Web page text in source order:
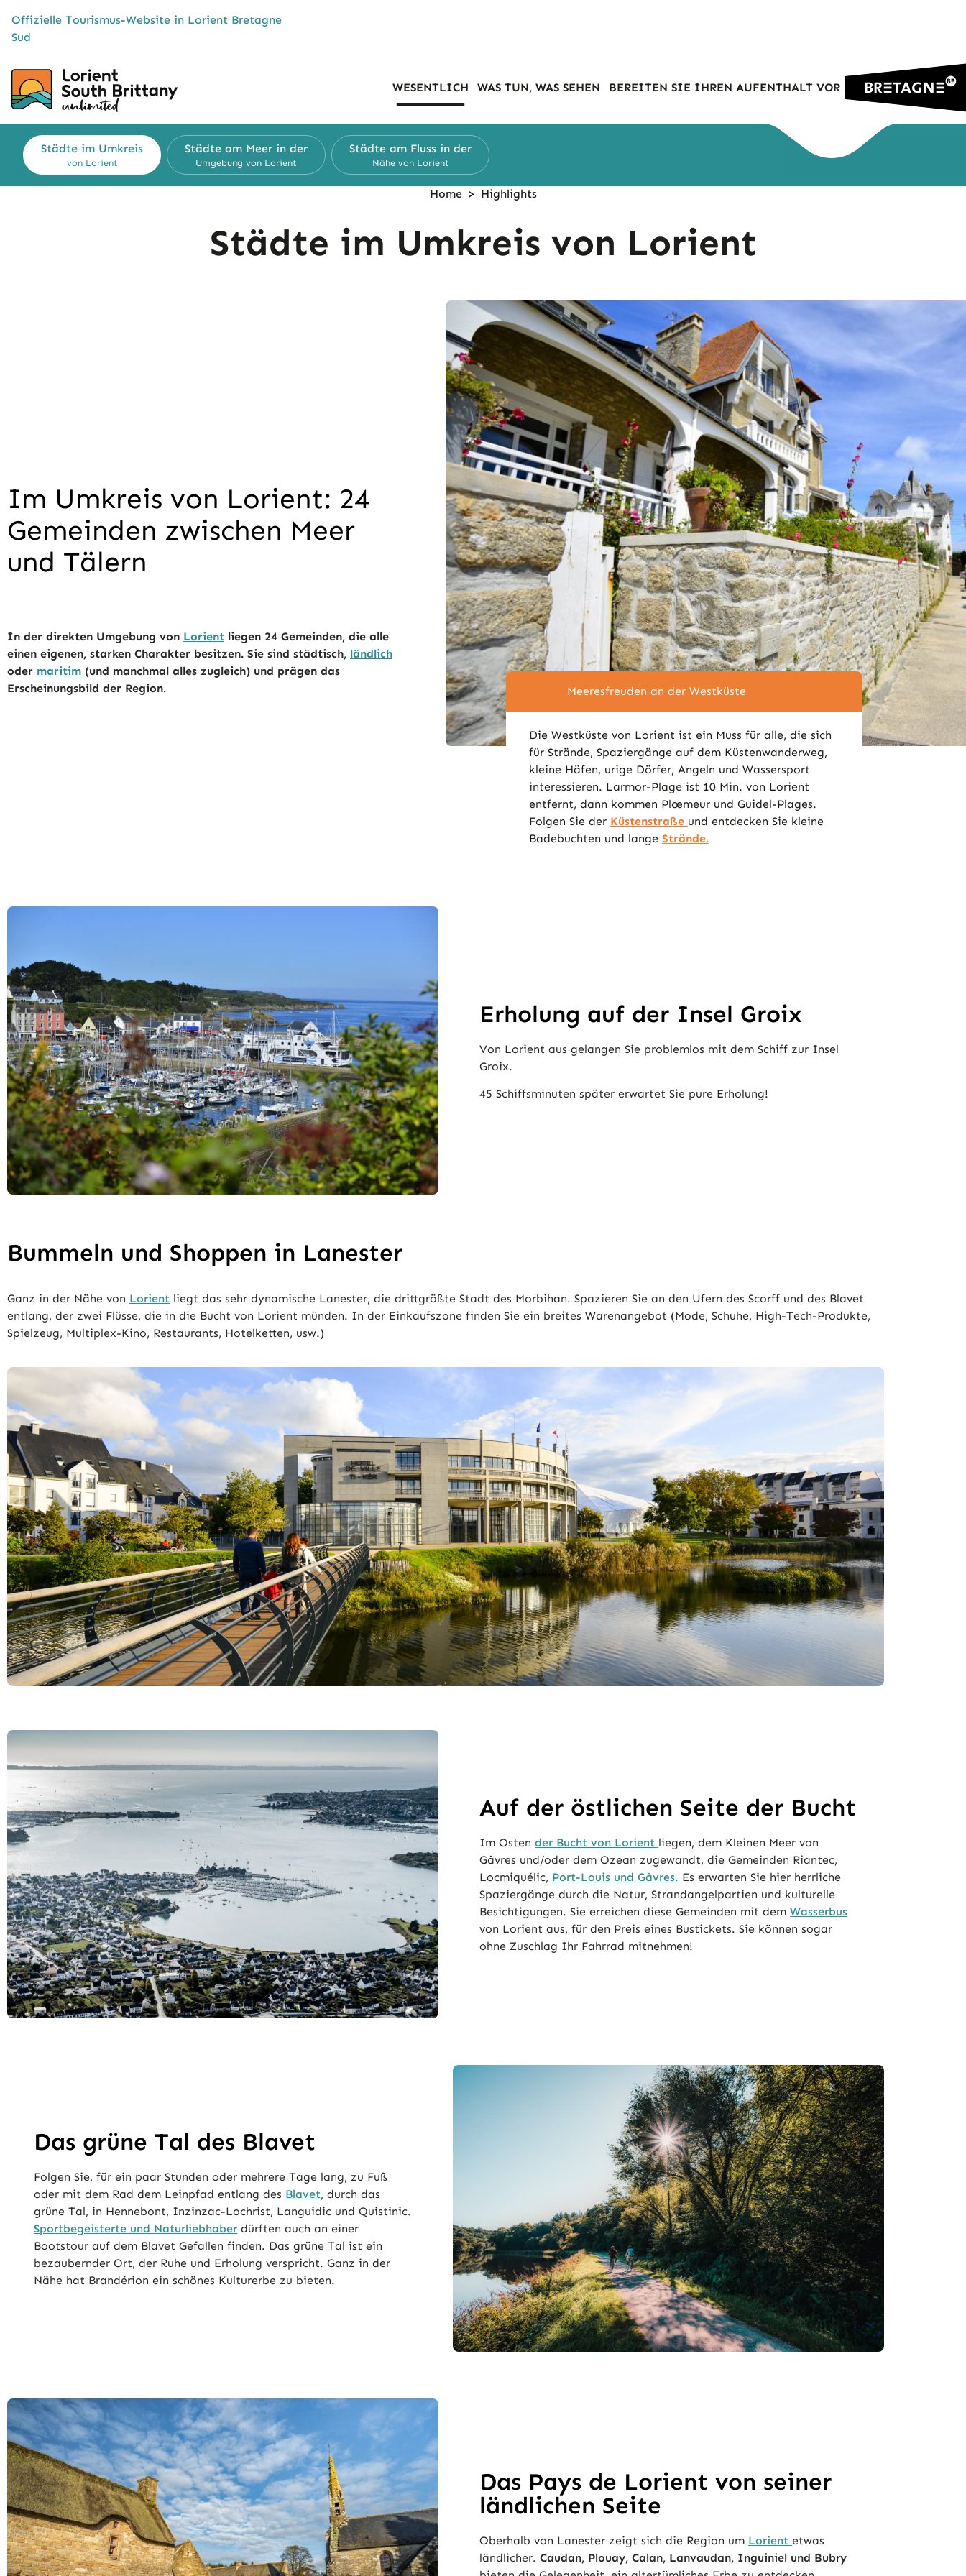
Offizielle Tourismus-Website in Lorient Bretagne
Sud
WESENTLICH WAS TUN, WAS SEHEN BEREITEN SIE IHREN AUFENTHALT VOR
Städte im Umkreis
von Lorient
Städte am Meer in der
Umgebung von Lorient
Städte am Fluss in der
Nähe von Lorient
Home > Highlights
Städte im Umkreis von Lorient
Im Umkreis von Lorient: 24
Gemeinden zwischen Meer
und Tälern
In der direkten Umgebung von Lorient liegen 24 Gemeinden, die alle
einen eigenen, starken Charakter besitzen. Sie sind städtisch, ländlich
oder maritim (und manchmal alles zugleich) und prägen das
Erscheinungsbild der Region.
Meeresfreuden an der Westküste
Die Westküste von Lorient ist ein Muss für alle, die sich
für Strände, Spaziergänge auf dem Küstenwanderweg,
kleine Häfen, urige Dörfer, Angeln und Wassersport
interessieren. Larmor-Plage ist 10 Min. von Lorient
entfernt, dann kommen Plœmeur und Guidel-Plages.
Folgen Sie der Küstenstraße und entdecken Sie kleine
Badebuchten und lange Strände.
Erholung auf der Insel Groix
Von Lorient aus gelangen Sie problemlos mit dem Schiff zur Insel
Groix.
45 Schiffsminuten später erwartet Sie pure Erholung!
Bummeln und Shoppen in Lanester
Ganz in der Nähe von Lorient liegt das sehr dynamische Lanester, die drittgrößte Stadt des Morbihan. Spazieren Sie an den Ufern des Scorff und des Blavet
entlang, der zwei Flüsse, die in die Bucht von Lorient münden. In der Einkaufszone finden Sie ein breites Warenangebot (Mode, Schuhe, High-Tech-Produkte,
Spielzeug, Multiplex-Kino, Restaurants, Hotelketten, usw.)
Auf der östlichen Seite der Bucht
Im Ostender Bucht von Lorient liegen, dem Kleinen Meer von
Gâvres und/oder dem Ozean zugewandt, die Gemeinden Riantec,
Locmiquélic, Port-Louis und Gâvres. Es erwarten Sie hier herrliche
Spaziergänge durch die Natur, Strandangelpartien und kulturelle
Besichtigungen. Sie erreichen diese Gemeinden mit demWasserbus
von Lorient aus, für den Preis eines Bustickets. Sie können sogar
ohne Zuschlag Ihr Fahrrad mitnehmen!
Das grüne Tal des Blavet
Folgen Sie, für ein paar Stunden oder mehrere Tage lang, zu Fuß
oder mit dem Rad dem Leinpfad entlang des Blavet, durch das
grüne Tal, in Hennebont, Inzinzac-Lochrist, Languidic und Quistinic.
Sportbegeisterte und Naturliebhaber dürften auch an einer
Bootstour auf dem Blavet Gefallen finden. Das grüne Tal ist ein
bezaubernder Ort, der Ruhe und Erholung verspricht. Ganz in der
Nähe hat Brandérion ein schönes Kulturerbe zu bieten.
Das Pays de Lorient von seiner
ländlichen Seite
Oberhalb von Lanester zeigt sich die Region um Lorientetwas
ländlicher.Caudan, Plouay, Calan, Lanvaudan, Inguiniel und Bubry